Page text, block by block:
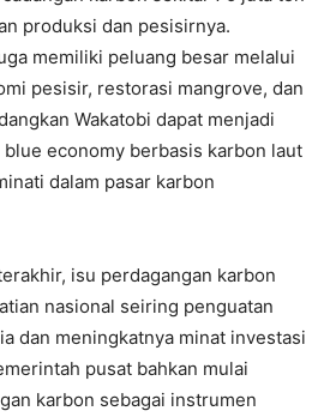
produksi dan pesisirnya.
memiliki peluang besar melalui
pesisir, restorasi mangrove, dan
Wakatobi dapat menjadi
economy berbasis karbon laut
dalam pasar karbon
isu perdagangan karbon
nasional seiring penguatan
dan meningkatnya minat investasi
pusat bahkan mulai
karbon sebagai instrumen